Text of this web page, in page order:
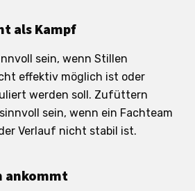
als Kampf
sein, wenn Stillen
effektiv möglich ist oder
werden soll. Zufüttern
sein, wenn ein Fachteam
Verlauf nicht stabil ist.
ankommt